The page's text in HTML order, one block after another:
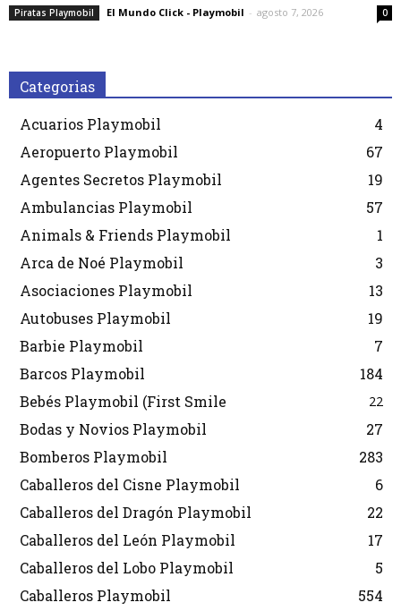
Piratas Playmobil El Mundo Click - Playmobil - agosto 7, 2026 0
Categorias
Acuarios Playmobil
4
Aeropuerto Playmobil
67
Agentes Secretos Playmobil
19
Ambulancias Playmobil
57
Animals & Friends Playmobil
1
Arca de Noé Playmobil
3
Asociaciones Playmobil
13
Autobuses Playmobil
19
Barbie Playmobil
7
Barcos Playmobil
184
Bebés Playmobil (First Smile
22
Bodas y Novios Playmobil
27
Bomberos Playmobil
283
Caballeros del Cisne Playmobil
6
Caballeros del Dragón Playmobil
22
Caballeros del León Playmobil
17
Caballeros del Lobo Playmobil
5
Caballeros Playmobil
554